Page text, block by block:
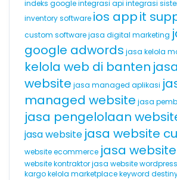
indeks googleintegrasi api integrasi
inventory software ios appit
custom softwarejasa digital marketing
google adwords jasa kelola
kelola web di banten
website jasa managed aplikasi
managed website jasa
jasa pengelolaan
jasa website jasa website
website ecommerce jasa
website kontraktorjasa website wordpress
kargokelola marketplacekeyword